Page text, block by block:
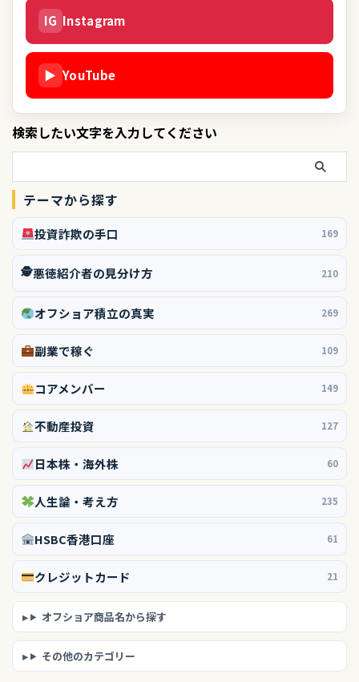
IG Instagram
▶ YouTube
検索したい文字を入力してください
テーマから探す
投資詐欺の手口 169
🕵️悪徳紹介者の見分け方 210
オフショア積立の真実 269
副業で稼ぐ 109
コアメンバー 149
不動産投資 127
日本株・海外株 60
人生論・考え方 235
HSBC香港口座 61
クレジットカード 21
オフショア商品名から探す
その他のカテゴリー